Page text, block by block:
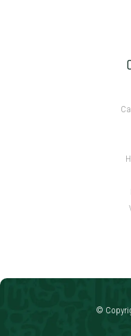
©